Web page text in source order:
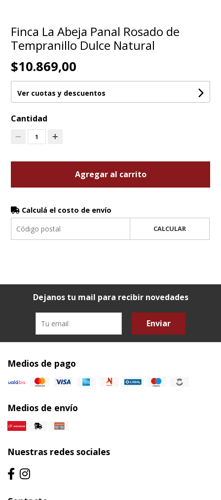
Finca La Abeja Panal Rosado de
Tempranillo Dulce Natural
$10.869,00
Ver cuotas y descuentos
Cantidad
1
Agregar al carrito
Calculá el costo de envío
CALCULAR
Dejanos tu mail para recibir novedades
Enviar
Medios de pago
Medios de envío
Nuestras redes sociales